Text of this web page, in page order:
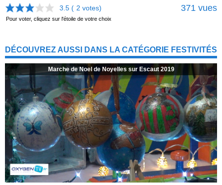
3.5 ( 2 votes) 371 vues
Pour voter, cliquez sur l'étoile de votre choix
DÉCOUVREZ AUSSI DANS LA CATÉGORIE FESTIVITÉS
Marche de Noel de Noyelles sur Escaut 2019